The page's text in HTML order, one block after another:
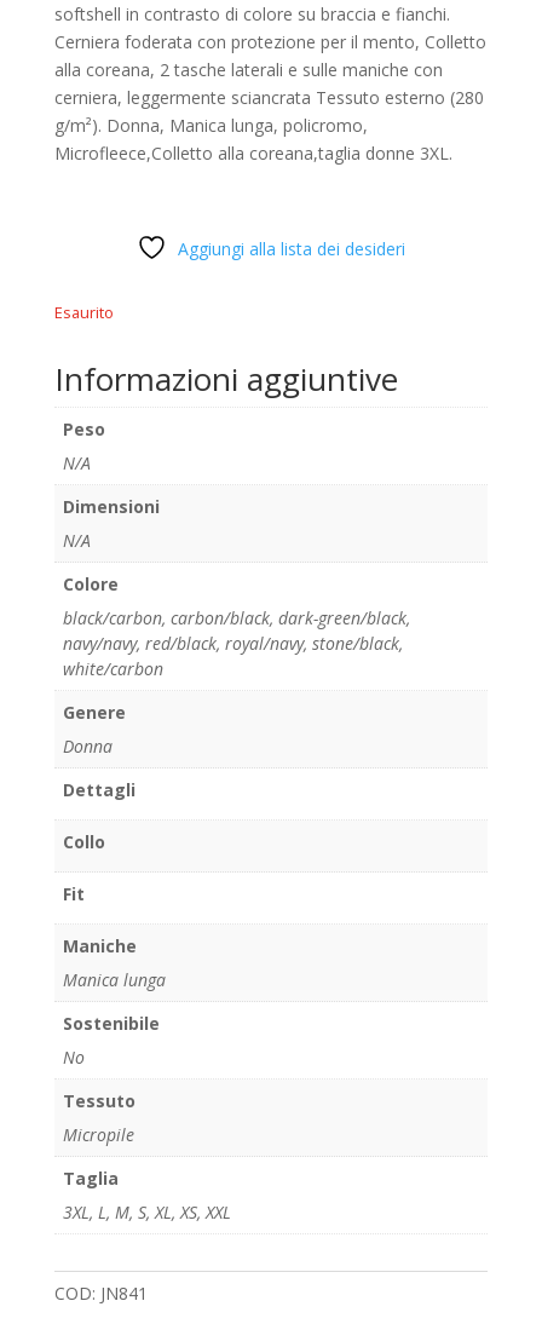
softshell in contrasto di colore su braccia e fianchi.
Cerniera foderata con protezione per il mento, Colletto
alla coreana, 2 tasche laterali e sulle maniche con
cerniera, leggermente sciancrata Tessuto esterno (280
g/m²). Donna, Manica lunga, policromo,
Microfleece,Colletto alla coreana,taglia donne 3XL.
Aggiungi alla lista dei desideri
Esaurito
Informazioni aggiuntive
Peso
N/A
Dimensioni
N/A
Colore
black/carbon, carbon/black, dark-green/black,
navy/navy, red/black, royal/navy, stone/black,
white/carbon
Genere
Donna
Dettagli
Collo
Fit
Maniche
Manica lunga
Sostenibile
No
Tessuto
Micropile
Taglia
3XL , L , M, S, XL , XS, XXL
COD: JN841